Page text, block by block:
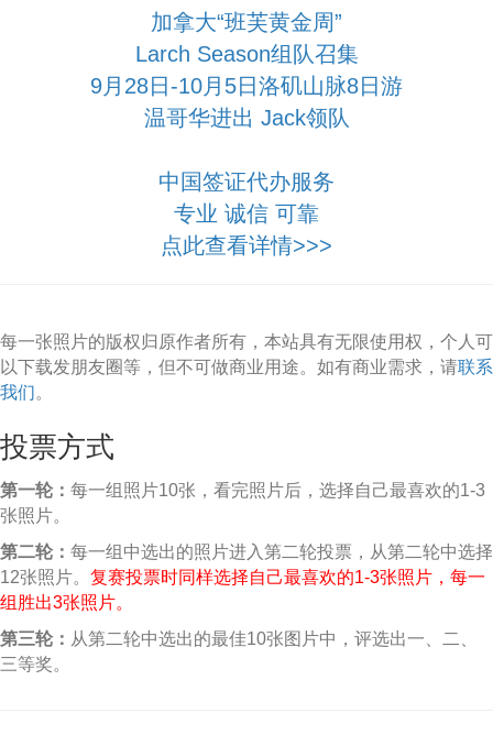
加拿大“班芙黄金周”
Larch Season组队召集
9月28日-10月5日洛矶山脉8日游
温哥华进出 Jack领队
中国签证代办服务
专业 诚信 可靠
点此查看详情>>>
每一张照片的版权归原作者所有，本站具有无限使用权，个人可
以下载发朋友圈等，但不可做商业用途。如有商业需求，请联系
我们。
投票方式
第一轮： 每一组照片10张，看完照片后，选择自己最喜欢的1-3
张照片。
第二轮： 每一组中选出的照片进入第二轮投票，从第二轮中选择
12张照片。 复赛投票时同样选择自己最喜欢的1-3张照片，每一
组胜出3张照片。
第三轮： 从第二轮中选出的最佳10张图片中，评选出一、二、
三等奖。